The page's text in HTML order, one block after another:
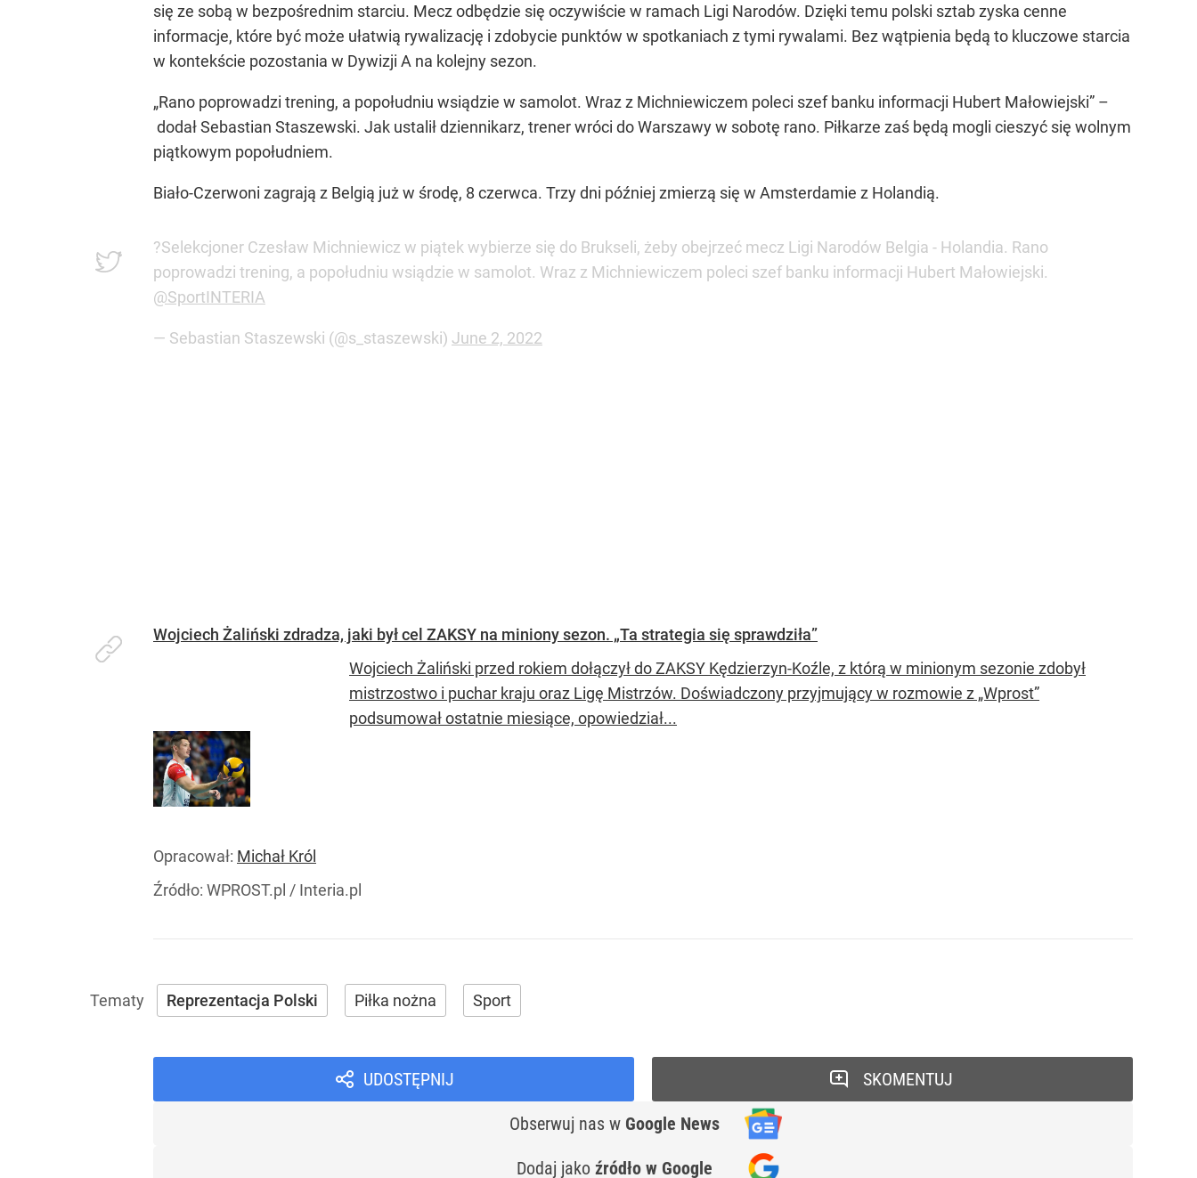
się ze sobą w bezpośrednim starciu. Mecz odbędzie się oczywiście w ramach Ligi Narodów. Dzięki temu polski sztab zyska cenne
informacje, które być może ułatwią rywalizację i zdobycie punktów w spotkaniach z tymi rywalami. Bez wątpienia będą to kluczowe starcia
w kontekście pozostania w Dywizji A na kolejny sezon.
„Rano poprowadzi trening, a popołudniu wsiądzie w samolot. Wraz z Michniewiczem poleci szef banku informacji Hubert Małowiejski” –
dodał Sebastian Staszewski. Jak ustalił dziennikarz, trener wróci do Warszawy w sobotę rano. Piłkarze zaś będą mogli cieszyć się wolnym
piątkowym popołudniem.
Biało-Czerwoni zagrają z Belgią już w środę, 8 czerwca. Trzy dni później zmierzą się w Amsterdamie z Holandią.
?Selekcjoner Czesław Michniewicz w piątek wybierze się do Brukseli, żeby obejrzeć mecz Ligi Narodów Belgia - Holandia. Rano
poprowadzi trening, a popołudniu wsiądzie w samolot. Wraz z Michniewiczem poleci szef banku informacji Hubert Małowiejski.
@SportINTERIA
— Sebastian Staszewski (@s_staszewski) June 2, 2022
Wojciech Żaliński zdradza, jaki był cel ZAKSY na miniony sezon. „Ta strategia się sprawdziła”
Wojciech Żaliński przed rokiem dołączył do ZAKSY Kędzierzyn-Koźle, z którą w minionym sezonie zdobył
mistrzostwo i puchar kraju oraz Ligę Mistrzów. Doświadczony przyjmujący w rozmowie z „Wprost”
podsumował ostatnie miesiące, opowiedział...
Opracował: Michał Król
Źródło: WPROST.pl / Interia.pl
Reprezentacja Polski Piłka nożna Sport
UDOSTĘPNIJ
Obserwuj nas w Google News
Dodaj jako źródło w Google
SKOMENTUJ